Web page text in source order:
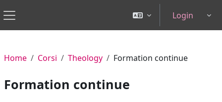
Pannello laterale
Login
Home Corsi Theology Formation continue
Formation continue